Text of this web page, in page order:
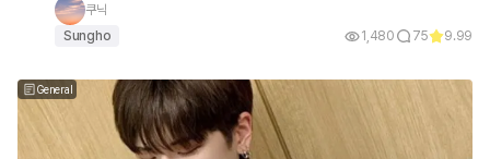
쿠닉
Sungho
1,480 75 9.99
General